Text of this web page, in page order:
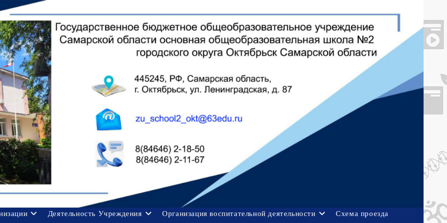
Деятельность Учреждения Организация воспитательной деятельности
Схема проезда